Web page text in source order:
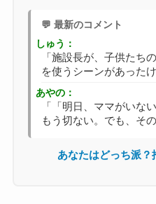
💬 最新のコメント
しゅう：
「施設長が、子供たち
を使うシーンがあった
あやの：
「「明日、ママがいな
もう切ない。でも、そ
あなたはどっち派？